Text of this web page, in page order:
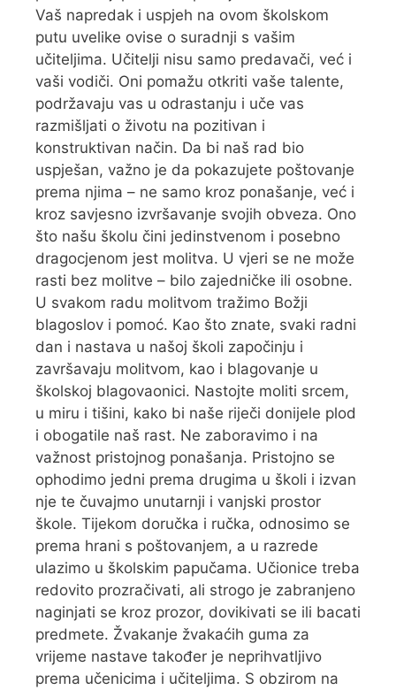
Vaš napredak i uspjeh na ovom školskom
putu uvelike ovise o suradnji s vašim
učiteljima. Učitelji nisu samo predavači, već i
vaši vodiči. Oni pomažu otkriti vaše talente,
podržavaju vas u odrastanju i uče vas
razmišljati o životu na pozitivan i
konstruktivan način. Da bi naš rad bio
uspješan, važno je da pokazujete poštovanje
prema njima – ne samo kroz ponašanje, već i
kroz savjesno izvršavanje svojih obveza. Ono
što našu školu čini jedinstvenom i posebno
dragocjenom jest molitva. U vjeri se ne može
rasti bez molitve – bilo zajedničke ili osobne.
U svakom radu molitvom tražimo Božji
blagoslov i pomoć. Kao što znate, svaki radni
dan i nastava u našoj školi započinju i
završavaju molitvom, kao i blagovanje u
školskoj blagovaonici. Nastojte moliti srcem,
u miru i tišini, kako bi naše riječi donijele plod
i obogatile naš rast. Ne zaboravimo i na
važnost pristojnog ponašanja. Pristojno se
ophodimo jedni prema drugima u školi i izvan
nje te čuvajmo unutarnji i vanjski prostor
škole. Tijekom doručka i ručka, odnosimo se
prema hrani s poštovanjem, a u razrede
ulazimo u školskim papučama. Učionice treba
redovito prozračivati, ali strogo je zabranjeno
naginjati se kroz prozor, dovikivati se ili bacati
predmete. Žvakanje žvakaćih guma za
vrijeme nastave također je neprihvatljivo
prema učenicima i učiteljima. S obzirom na